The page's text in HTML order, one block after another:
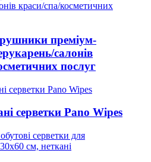
преміум-
салонів
послуг
серветки Pano Wipes